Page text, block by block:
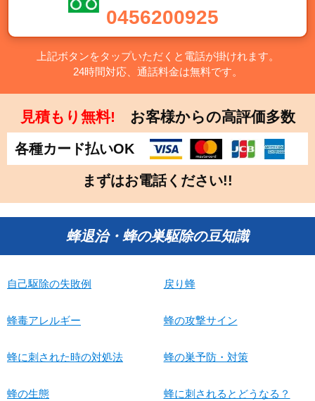
0456200925
上記ボタンをタップいただくと電話が掛けれます。
24時間対応、通話料金は無料です。
見積もり無料! お客様からの高評価多数
各種カード払いOK
まずはお電話ください!!
蜂退治・蜂の巣駆除の豆知識
自己駆除の失敗例 戻り蜂
蜂毒アレルギー 蜂の攻撃サイン
蜂に刺された時の対処法 蜂の巣予防・対策
蜂の生態 蜂に刺されるとどうなる？